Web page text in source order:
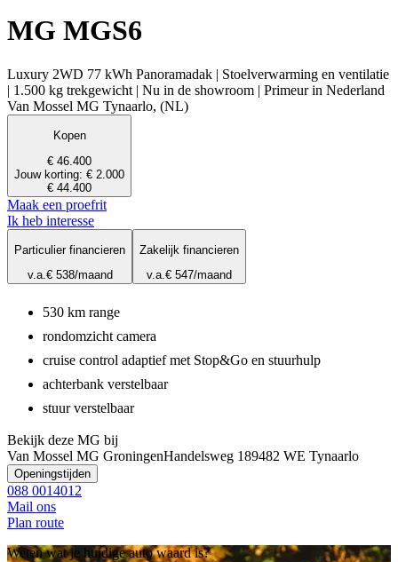
MG MGS6
Luxury 2WD 77 kWh Panoramadak | Stoelverwarming en ventilatie
| 1.500 kg trekgewicht | Nu in de showroom | Primeur in Nederland
Van Mossel MG Tynaarlo, (NL)
Kopen
€ 46.400
Jouw korting: € 2.000
€ 44.400
Maak een proefrit
Ik heb interesse
Particulier financieren
v.a.€ 538/maand
Zakelijk financieren
v.a.€ 547/maand
530 km range
rondomzicht camera
cruise control adaptief met Stop&Go en stuurhulp
achterbank verstelbaar
stuur verstelbaar
Bekijk deze MG bij
Van Mossel MG GroningenHandelsweg 189482 WE Tynaarlo
Openingstijden
088 0014012
Mail ons
Plan route
Weten wat je huidige auto waard is?